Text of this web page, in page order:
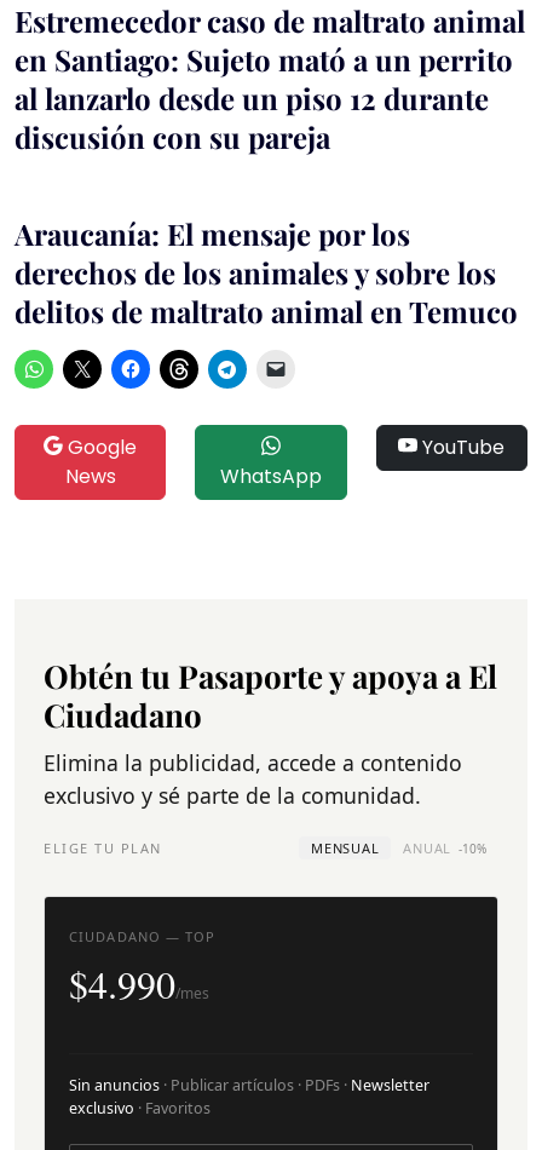
Estremecedor caso de maltrato animal
en Santiago: Sujeto mató a un perrito
al lanzarlo desde un piso 12 durante
discusión con su pareja
Araucanía: El mensaje por los
derechos de los animales y sobre los
delitos de maltrato animal en Temuco
Google
News
WhatsApp
YouTube
Obtén tu Pasaporte y apoya a El
Ciudadano
Elimina la publicidad, accede a contenido
exclusivo y sé parte de la comunidad.
ELIGE TU PLAN MENSUAL ANUAL -10%
CIUDADANO — TOP
$4.990/mes
Sin anuncios · Publicar artículos · PDFs · Newsletter
exclusivo · Favoritos